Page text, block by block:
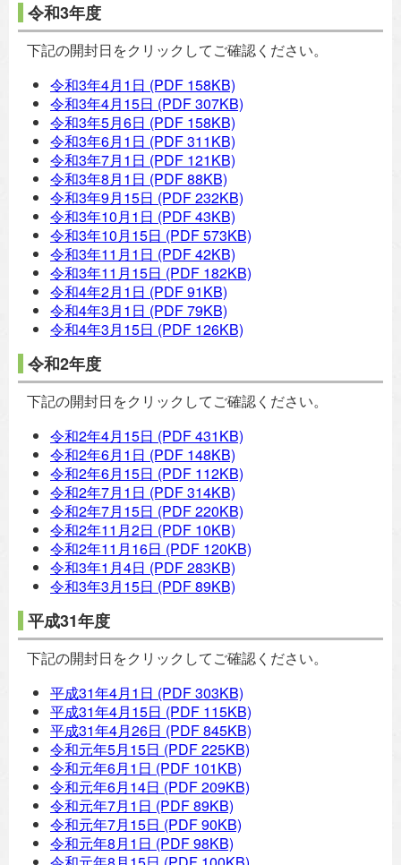
令和3年度
下記の開封日をクリックしてご確認ください。
令和3年4月1日 (PDF 158KB)
令和3年4月15日 (PDF 307KB)
令和3年5月6日 (PDF 158KB)
令和3年6月1日 (PDF 311KB)
令和3年7月1日 (PDF 121KB)
令和3年8月1日 (PDF 88KB)
令和3年9月15日 (PDF 232KB)
令和3年10月1日 (PDF 43KB)
令和3年10月15日 (PDF 573KB)
令和3年11月1日 (PDF 42KB)
令和3年11月15日 (PDF 182KB)
令和4年2月1日 (PDF 91KB)
令和4年3月1日 (PDF 79KB)
令和4年3月15日 (PDF 126KB)
令和2年度
下記の開封日をクリックしてご確認ください。
令和2年4月15日 (PDF 431KB)
令和2年6月1日 (PDF 148KB)
令和2年6月15日 (PDF 112KB)
令和2年7月1日 (PDF 314KB)
令和2年7月15日 (PDF 220KB)
令和2年11月2日 (PDF 10KB)
令和2年11月16日 (PDF 120KB)
令和3年1月4日 (PDF 283KB)
令和3年3月15日 (PDF 89KB)
平成31年度
下記の開封日をクリックしてご確認ください。
平成31年4月1日 (PDF 303KB)
平成31年4月15日 (PDF 115KB)
平成31年4月26日 (PDF 845KB)
令和元年5月15日 (PDF 225KB)
令和元年6月1日 (PDF 101KB)
令和元年6月14日 (PDF 209KB)
令和元年7月1日 (PDF 89KB)
令和元年7月15日 (PDF 90KB)
令和元年8月1日 (PDF 98KB)